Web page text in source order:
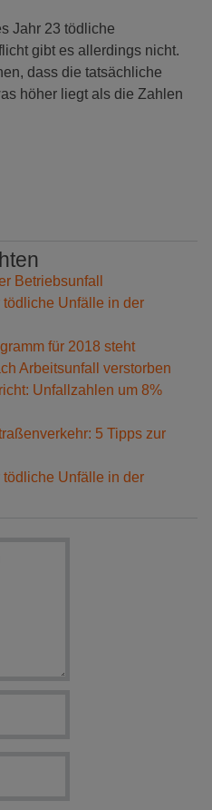
Jahr 23 tödliche
gibt es allerdings nicht.
dass die tatsächliche
höher liegt als die Zahlen
Betriebsunfall
tödliche Unfälle in der
für 2018 steht
Arbeitsunfall verstorben
Unfallzahlen um 8%
5 Tipps zur
tödliche Unfälle in der